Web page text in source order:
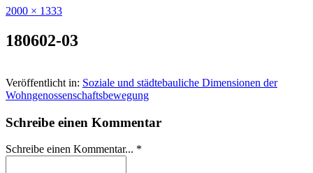
2000 × 1333
180602-03
Veröffentlicht in: Soziale und städtebauliche Dimensionen der
Wohngenossenschaftsbewegung
Schreibe einen Kommentar
Schreibe einen Kommentar... *